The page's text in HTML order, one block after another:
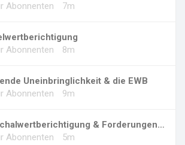
Abonnenten
7m
Abonnenten
8m
Uneinbringlichkeit & die EWB
Abonnenten
9m
Die Pauschalwertberichtigung & Forderungen im...
Abonnenten
5m